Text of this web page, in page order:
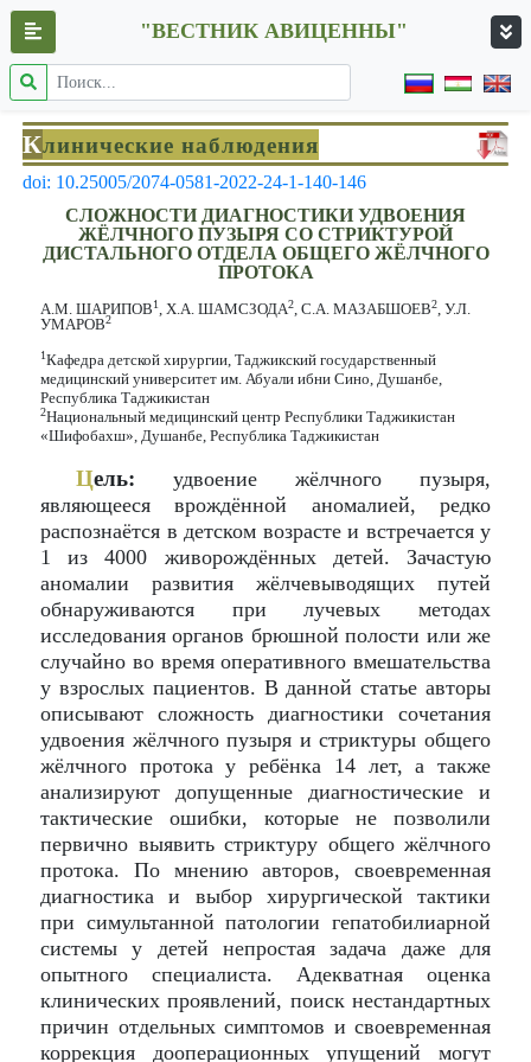
"ВЕСТНИК АВИЦЕННЫ"
Клинические наблюдения
doi: 10.25005/2074-0581-2022-24-1-140-146
СЛОЖНОСТИ ДИАГНОСТИКИ УДВОЕНИЯ
ЖЁЛЧНОГО ПУЗЫРЯ СО СТРИКТУРОЙ
ДИСТАЛЬНОГО ОТДЕЛА ОБЩЕГО ЖЁЛЧНОГО
ПРОТОКА
А.М. ШАРИПОВ1, Х.А. ШАМСЗОДА2, С.А. МАЗАБШОЕВ2, У.Л.
УМАРОВ2
1Кафедра детской хирургии, Таджикский государственный
медицинский университет им. Абуали ибни Сино, Душанбе,
Республика Таджикистан
2Национальный медицинский центр Республики Таджикистан
«Шифобахш», Душанбе, Республика Таджикистан
Цель: удвоение жёлчного пузыря,
являющееся врождённой аномалией, редко
распознаётся в детском возрасте и встречается у
1 из 4000 живорождённых детей. Зачастую
аномалии развития жёлчевыводящих путей
обнаруживаются при лучевых методах
исследования органов брюшной полости или же
случайно во время оперативного вмешательства
у взрослых пациентов. В данной статье авторы
описывают сложность диагностики сочетания
удвоения жёлчного пузыря и стриктуры общего
жёлчного протока у ребёнка 14 лет, а также
анализируют допущенные диагностические и
тактические ошибки, которые не позволили
первично выявить стриктуру общего жёлчного
протока. По мнению авторов, своевременная
диагностика и выбор хирургической тактики
при симультанной патологии гепатобилиарной
системы у детей непростая задача даже для
опытного специалиста. Адекватная оценка
клинических проявлений, поиск нестандартных
причин отдельных симптомов и своевременная
коррекция дооперационных упущений могут